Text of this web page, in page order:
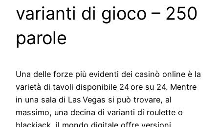
varianti di gioco – 250
parole
Una delle forze più evidenti dei casinò online è la
varietà di tavoli disponibile 24 ore su 24. Mentre
in una sala di Las Vegas si può trovare, al
massimo, una decina di varianti di roulette o
blackjack, il mondo digitale offre versioni